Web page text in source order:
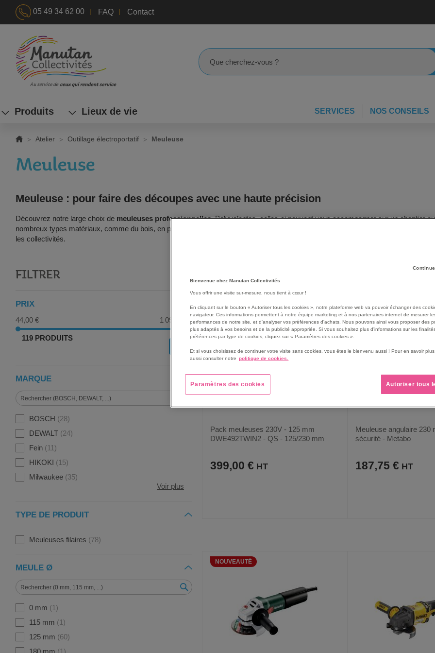
05 49 34 62 00 | FAQ | Contact
ALLEZ
AU
CONTENU
Rechercher
Produits Lieux de vie SERVICES NOS CONSEILS
Atelier Outillage électroportatif Meuleuse
Meuleuse
Meuleuse : pour faire des découpes avec une haute précision
Découvrez notre large choix de meuleuses professionnelles. Polyvalentes, celles-ci peuvent vous accompagner sur un chantier
nombreux types matériaux, comme du bois, en passant par de la pierre, du métal, ou encore du béton. Un outil indispensable à
les collectivités.
NOUVEAUTÉ
Pack meuleuses 230V - 125 mm
DWE492TWIN2 - QS - 125/230 mm
399,00 €
FAVORISPRODUIT
NOUVEAUTÉ
Meuleuse angulaire 230
sécurité - Metabo
187,75 €
NOUVEAUTÉ
FILTRER
PRIX
44,00 € 1 090,00 €
119 PRODUITS
MARQUE
BOSCH
28
DEWALT 24
Fein
11
HIKOKI
15
Milwaukee 35
Voir plus
TYPE DE PRODUIT
Meuleuses filaires 78
MEULE Ø
0 mm
1
115 mm
1
125 mm
60
180 mm
1
Bienvenue chez Manutan Collectivités
Vous offrir une visite sur-mesure, nous tient à cœur !
En cliquant sur le bouton « Autoriser tous les cookies », notre plateforme web va pouvoir échanger des
navigateur. Ces informations permettent à notre équipe marketing et à nos partenaires internet de mesurer
performances de notre site, et d'analyser vos préférences d'achats. Nous pouvons ainsi vous proposer des
plus adaptés à vos besoins et de la publicité appropriée. Si vous souhaitez plus d'informations sur les
préférences par type de cookies, cliquez sur « Paramètres des cookies ».
Et si vous choisissez de continuer votre visite sans cookies, vous êtes le bienvenu aussi ! Pour en savoir
aussi consulter notre politique de cookies.
Paramètres des cookies Autoriser tous